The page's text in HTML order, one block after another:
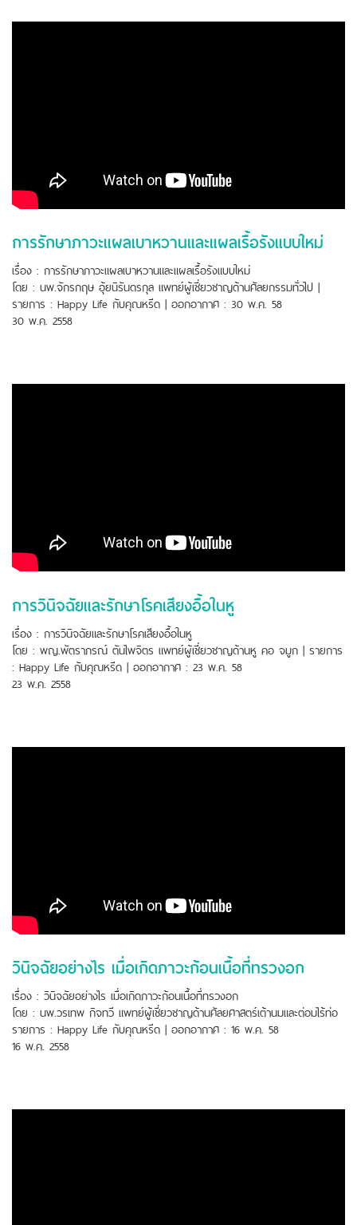
การรักษาภาวะแผลเบาหวานและแผลเรื้อรังแบบใหม่
เรื่อง : การรักษาภาวะแผลเบาหวานและแผลเรื้อรังแบบใหม่
โดย : นพ.จักรกฤษ อุ้ยนิรันดรกุล แพทย์ผู้เชี่ยวชาญด้านศัลยกรรมทั่วไป |
รายการ : Happy Life กับคุณหรีด | ออกอากาศ : 30 พ.ค. 58
30 พ.ค. 2558
การวินิจฉัยและรักษาโรคเสียงอื้อในหู
เรื่อง : การวินิจฉัยและรักษาโรคเสียงอื้อในหู
โดย : พญ.พัตราภรณ์ ตันไพจิตร แพทย์ผู้เชี่ยวชาญด้านหู คอ จมูก | รายการ
: Happy Life กับคุณหรีด | ออกอากาศ : 23 พ.ค. 58
23 พ.ค. 2558
วินิจฉัยอย่างไร เมื่อเกิดภาวะก้อนเนื้อที่ทรวงอก
เรื่อง : วินิจฉัยอย่างไร เมื่อเกิดภาวะก้อนเนื้อที่ทรวงอก
โดย : นพ.วรเทพ กิจทวี แพทย์ผู้เชี่ยวชาญด้านศัลยศาสตร์เต้านมและต่อมไร้ท่อ
รายการ : Happy Life กับคุณหรีด | ออกอากาศ : 16 พ.ค. 58
16 พ.ค. 2558